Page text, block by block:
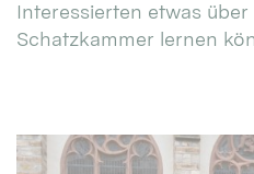
Interessierten etwas über
Schatzkammer lernen